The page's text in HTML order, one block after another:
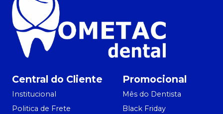
Central do Cliente
Institucional
Politica de Frete
Promocional
Mês do Dentista
Black Friday